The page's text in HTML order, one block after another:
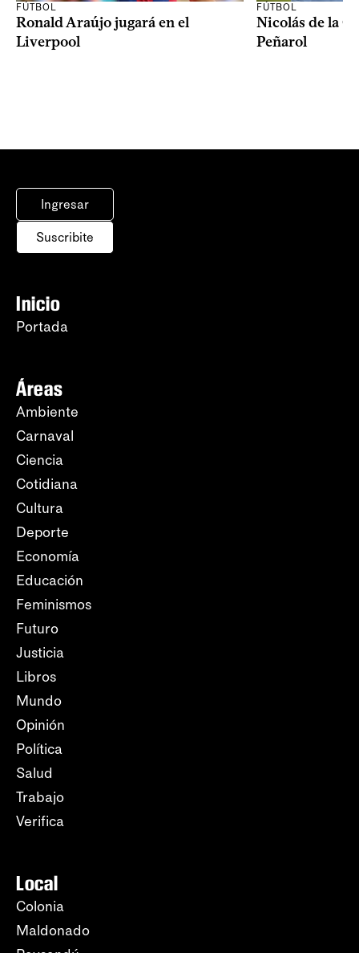
FÚTBOL
Ronald Araújo jugará en el
Liverpool
FÚTBOL
Nicolás de la
Peñarol
Ingresar
Suscribite
Inicio
Portada
Áreas
Ambiente
Carnaval
Ciencia
Cotidiana
Cultura
Deporte
Economía
Educación
Feminismos
Futuro
Justicia
Libros
Mundo
Opinión
Política
Salud
Trabajo
Verifica
Local
Colonia
Maldonado